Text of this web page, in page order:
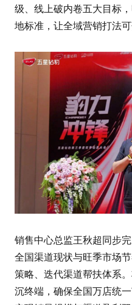
级、线上破内卷五大目标
地标准，让全域营销打法
销售中心总监王秋超同步
全国渠道现状与旺季市场
策略、迭代渠道帮扶体系
沉终端，确保全国万店统